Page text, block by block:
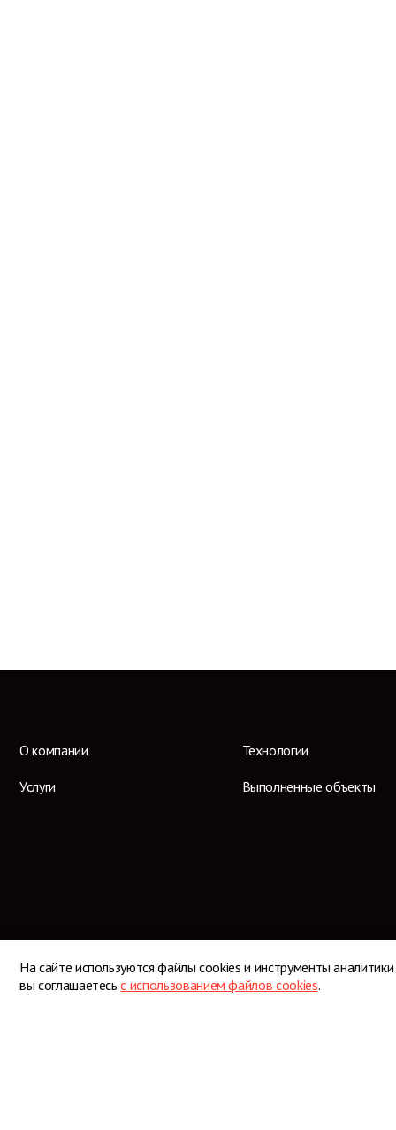
О компании
Услуги
Технологии
Выполненные объекты
На сайте используются файлы cookies и инструменты
вы соглашаетесьс использованием файлов cookies.